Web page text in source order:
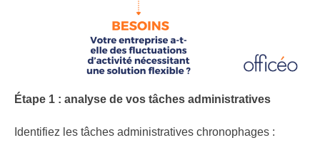
Étape 1 : analyse de vos tâches administratives
Identifiez les tâches administratives chronophages :